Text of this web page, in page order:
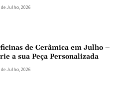
de Julho, 2026
de Cerâmica em Julho –
a sua Peça Personalizada
de Julho, 2026